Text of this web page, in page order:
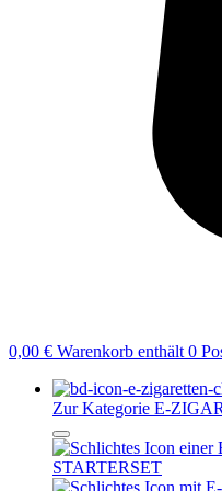
0,00 € Warenkorb enthält 0
Zur Kategorie E-
STARTERSET